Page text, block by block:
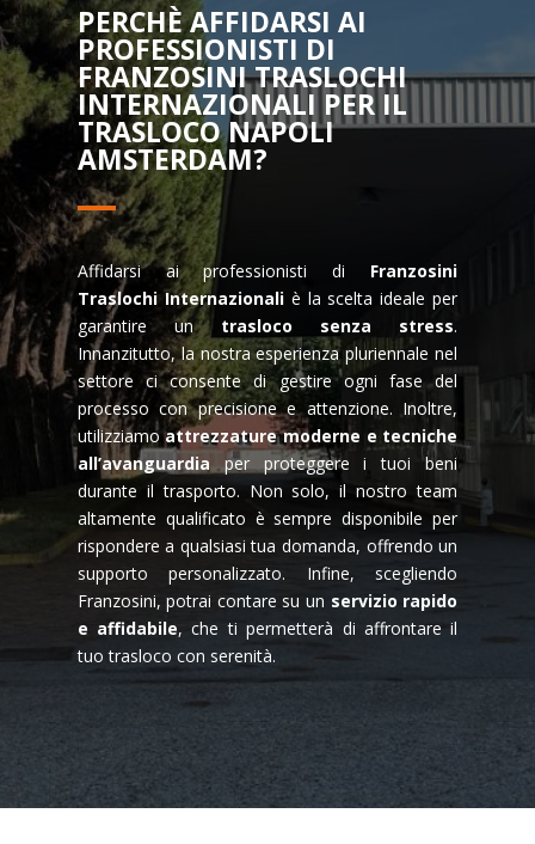
PERCHÈ AFFIDARSI AI
PROFESSIONISTI DI
FRANZOSINI TRASLOCHI
INTERNAZIONALI PER IL
TRASLOCO NAPOLI
AMSTERDAM?
Affidarsi ai professionisti di Franzosini
Traslochi Internazionaliè la scelta ideale per
garantire un trasloco senza stress.
Innanzitutto, la nostra esperienza pluriennale nel
settore ci consente di gestire ogni fase del
processo con precisione e attenzione. Inoltre,
utilizziamoattrezzature moderne e tecniche
all’avanguardiaper proteggere i tuoi beni
durante il trasporto. Non solo, il nostro team
altamente qualificato è sempre disponibile per
rispondere a qualsiasi tua domanda, offrendo un
supporto personalizzato. Infine, scegliendo
Franzosini, potrai contare su un servizio rapido
e affidabile, che ti permetterà di affrontare il
tuo trasloco con serenità.